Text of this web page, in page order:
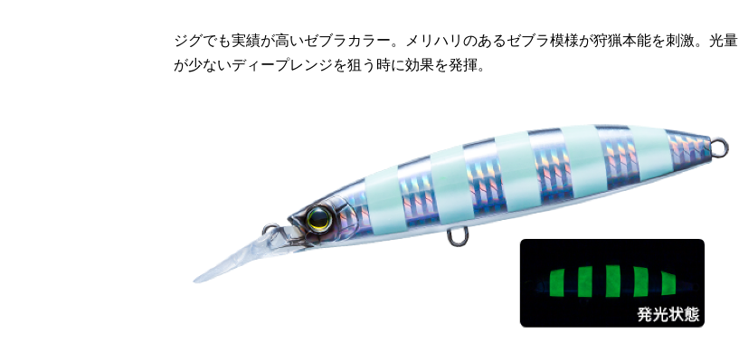
ジグでも実績が高いゼブラカラー。メリハリのあるゼブラ模様が狩猟本能を刺激。光量
が少ないディープレンジを狙う時に効果を発揮。